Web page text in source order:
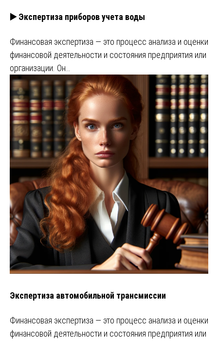
▶️ Экспертиза приборов учета воды
Финансовая экспертиза — это процесс анализа и оценки
финансовой деятельности и состояния предприятия или
организации. Он…
Экспертиза автомобильной трансмиссии
Финансовая экспертиза — это процесс анализа и оценки
финансовой деятельности и состояния предприятия или